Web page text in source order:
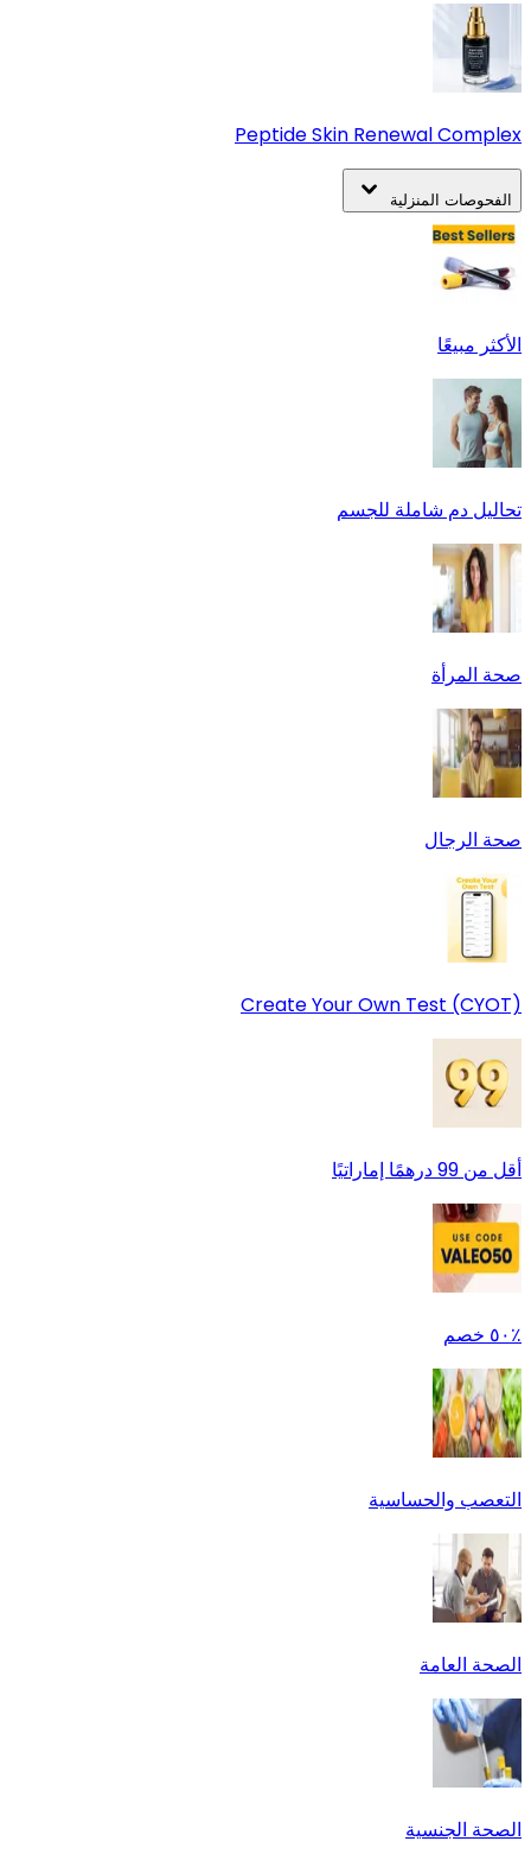
Peptide Skin Renewal Complex
الفحوصات المنزلية
الأكثر مبيعًا
تحاليل دم شاملة للجسم
صحة المرأة
صحة الرجال
Create Your Own Test (CYOT)
أقل من 99 درهمًا إماراتيًا
٪٥٠ خصم
التعصب والحساسية
الصحة العامة
الصحة الجنسية